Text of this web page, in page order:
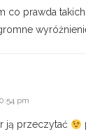
co prawda
pm
ją przeczytać